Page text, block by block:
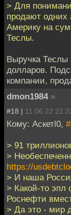
> Для
продают
Америку на
Теслы.
Выручка Теслы
долларов.
компании,
dmon1984 »
#18 | 11.06.22
Кому: Аскетl0,
> 91
>
https://
> И наша
> Какой-то эпл
Роснефти
> Да это - мир